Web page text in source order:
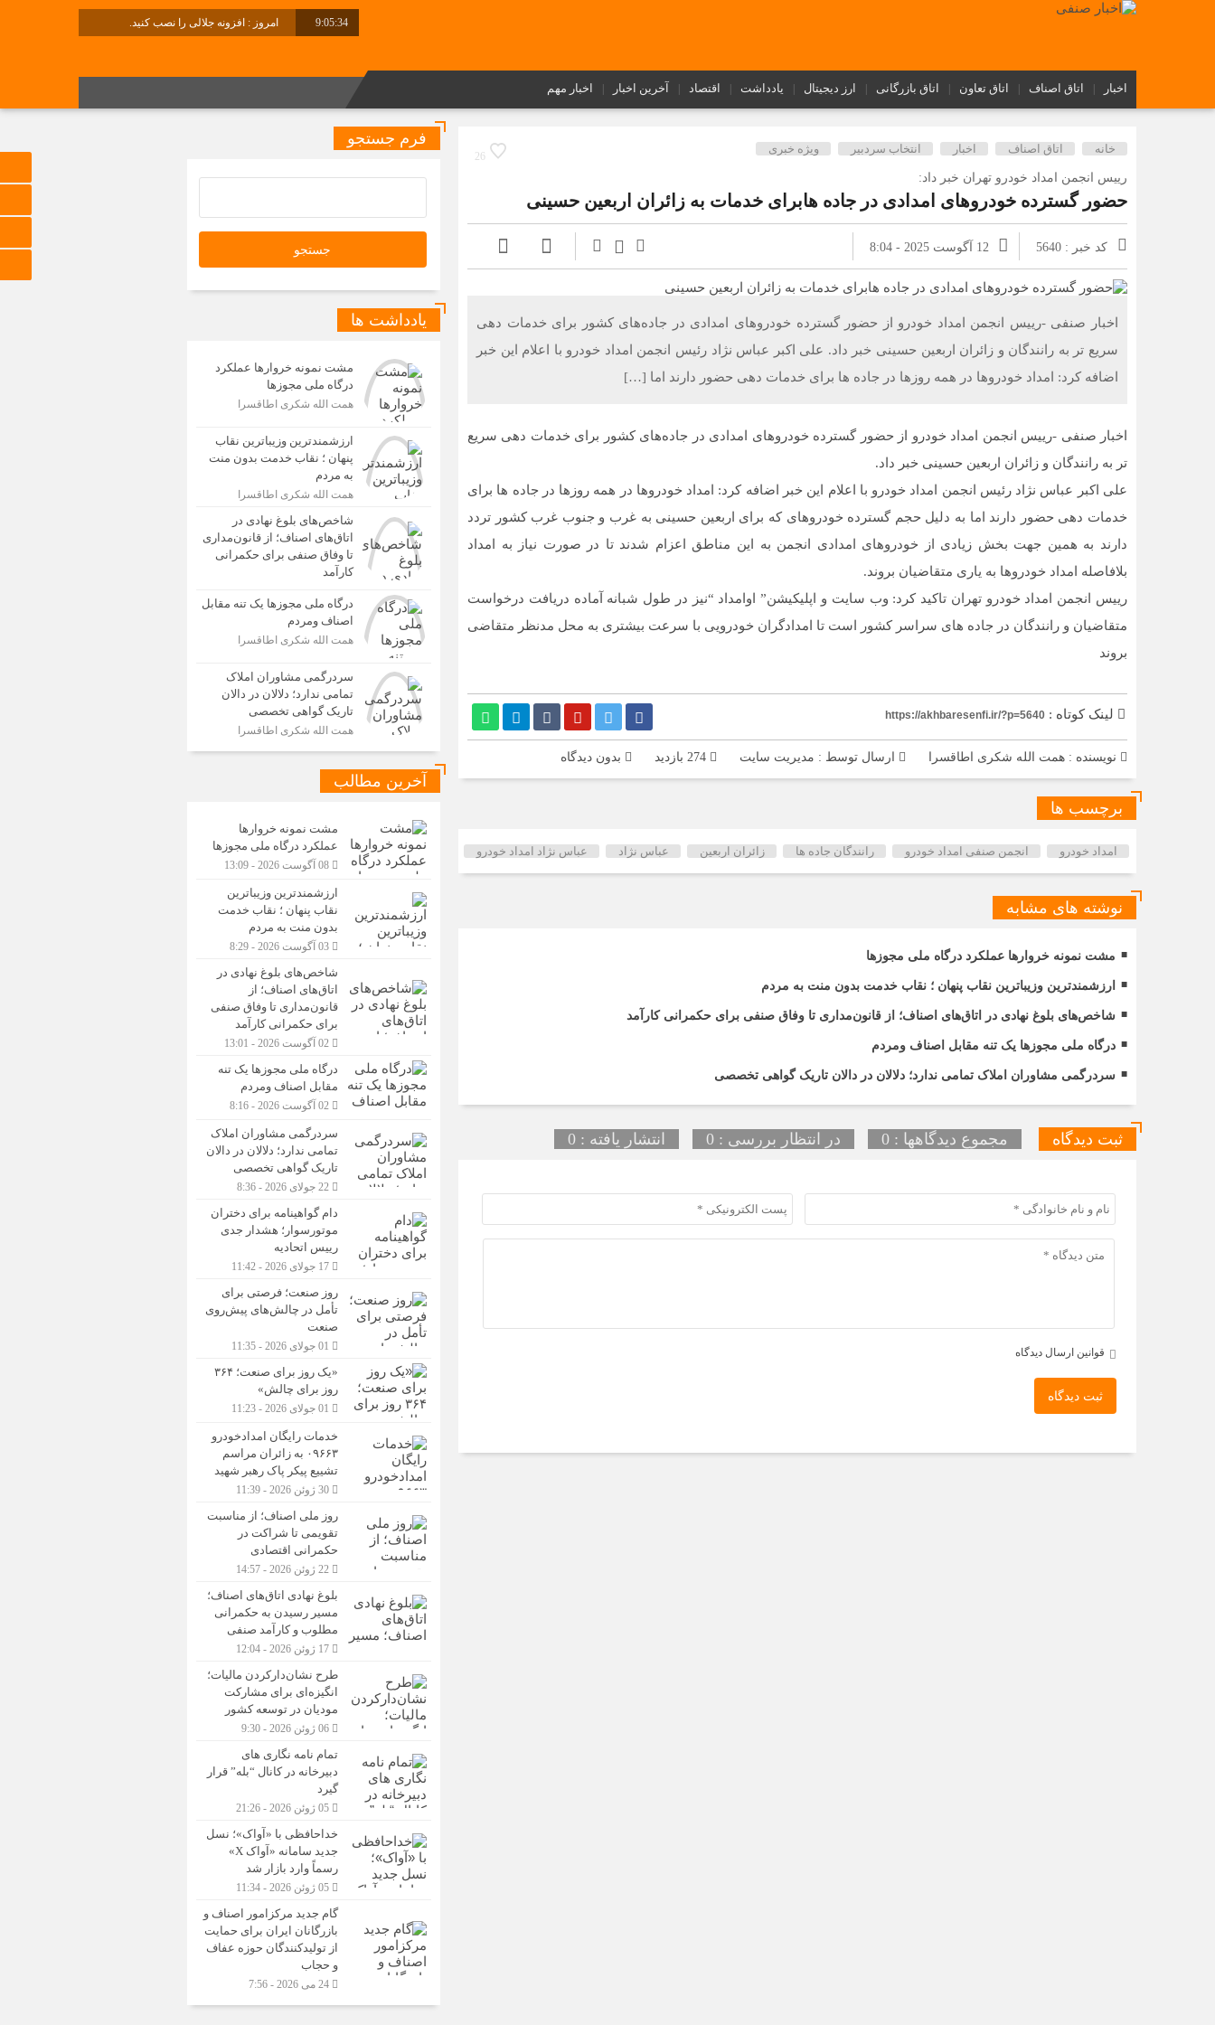
9:05:35 امروز : افزونه جلالی را نصب کنید.
اخبار اتاق اصناف اتاق تعاون اتاق بازرگانی ارز دیجیتال یادداشت اقتصاد آخرین اخبار اخبار مهم
26
خانه اتاق اصناف اخبار انتخاب سردبیر ویژه خبری
رییس انجمن امداد خودرو تهران خبر داد:
حضور گسترده خودروهای امدادی در جاده هابرای خدمات به زائران اربعین حسینی
کد خبر : 5640 12 آگوست 2025 - 8:04
اخبار صنفی -رییس انجمن امداد خودرو از حضور گسترده خودروهای امدادی در جاده‌های کشور برای خدمات دهی
سریع تر به رانندگان و زائران اربعین حسینی خبر داد. علی اکبر عباس نژاد رئیس انجمن امداد خودرو با اعلام این خبر
اضافه کرد: امداد خودروها در همه روزها در جاده ها برای خدمات دهی حضور دارند اما […]
اخبار صنفی -رییس انجمن امداد خودرو از حضور گسترده خودروهای امدادی در جاده‌های کشور برای خدمات دهی سریع
تر به رانندگان و زائران اربعین حسینی خبر داد.
علی اکبر عباس نژاد رئیس انجمن امداد خودرو با اعلام این خبر اضافه کرد: امداد خودروها در همه روزها در جاده ها برای
خدمات دهی حضور دارند اما به دلیل حجم گسترده خودروهای که برای اربعین حسینی به غرب و جنوب غرب کشور تردد
دارند به همین جهت بخش زیادی از خودروهای امدادی انجمن به این مناطق اعزام شدند تا در صورت نیاز به امداد
بلافاصله امداد خودروها به یاری متقاضیان بروند.
رییس انجمن امداد خودرو تهران تاکید کرد: وب سایت و اپلیکیشن” اوامداد “نیز در طول شبانه آماده دریافت درخواست
متقاضیان و رانندگان در جاده های سراسر کشور است تا امدادگران خودرویی با سرعت بیشتری به محل مدنظر متقاضی
بروند
لینک کوتاه : https://akhbaresenfi.ir/?p=5640
نویسنده : همت الله شکری اطاقسرا ارسال توسط : مدیریت سایت بدون دیدگاه
برچسب ها
امداد خودرو انجمن صنفی امداد خودرو رانندگان جاده ها زائران اربعین عباس نژاد عباس نژاد امداد خودرو
نوشته های مشابه
مشت نمونه خروارها عملکرد درگاه ملی مجوزها
ارزشمندترین وزیباترین نقاب پنهان ؛ نقاب خدمت بدون منت به مردم
شاخص‌های بلوغ نهادی در اتاق‌های اصناف؛ از قانون‌مداری تا وفاق صنفی برای حکمرانی کارآمد
درگاه ملی مجوزها یک تنه مقابل اصناف ومردم
سردرگمی مشاوران املاک تمامی ندارد؛ دلالان در دالان تاریک گواهی تخصصی
ثبت دیدگاه مجموع دیدگاهها : 0 در انتظار بررسی : 0 انتشار یافته : 0
قوانین ارسال دیدگاه
ثبت دیدگاه
فرم جستجو
یادداشت ها
مشت نمونه خروارها عملکرد
درگاه ملی مجوزها
همت الله شکری اطاقسرا
ارزشمندترین وزیباترین نقاب
پنهان ؛ نقاب خدمت بدون منت
به مردم
همت الله شکری اطاقسرا
شاخص‌های بلوغ نهادی در
اتاق‌های اصناف؛ از قانون‌مداری
تا وفاق صنفی برای حکمرانی
کارآمد
درگاه ملی مجوزها یک تنه مقابل
اصناف ومردم
همت الله شکری اطاقسرا
سردرگمی مشاوران املاک
تمامی ندارد؛ دلالان در دالان
تاریک گواهی تخصصی
همت الله شکری اطاقسرا
آخرین مطالب
مشت نمونه خروارها
عملکرد درگاه ملی مجوزها
ارزشمندترین وزیباترین
نقاب پنهان ؛ نقاب خدمت
بدون منت به مردم
شاخص‌های بلوغ نهادی در
اتاق‌های اصناف؛ از
قانون‌مداری تا وفاق صنفی
برای حکمرانی کارآمد
درگاه ملی مجوزها یک تنه
مقابل اصناف ومردم
سردرگمی مشاوران املاک
تمامی ندارد؛ دلالان در دالان
تاریک گواهی تخصصی
دام گواهینامه برای دختران
موتورسوار؛ هشدار جدی
رییس اتحادیه
روز صنعت؛ فرصتی برای
تأمل در چالش‌های پیش‌روی
صنعت
«یک روز برای صنعت؛ ۳۶۴
روز برای چالش»
خدمات رایگان امدادخودرو
۰۹۶۶۳ به زائران مراسم
تشییع پیکر پاک رهبر شهید
روز ملی اصناف؛ از مناسبت
تقویمی تا شراکت در
حکمرانی اقتصادی
بلوغ نهادی اتاق‌های اصناف؛
مسیر رسیدن به حکمرانی
مطلوب و کارآمد صنفی
طرح نشان‌دارکردن مالیات؛
انگیزه‌ای برای مشارکت
مودیان در توسعه کشور
تمام نامه نگاری های
دبیرخانه در کانال “بله” قرار
گیرد
خداحافظی با «آواک»؛ نسل
جدید سامانه «آواک X»
رسماً وارد بازار شد
گام جدید مرکزامور اصناف و
بازرگانان ایران برای حمایت
از تولیدکنندگان حوزه عفاف
و حجاب